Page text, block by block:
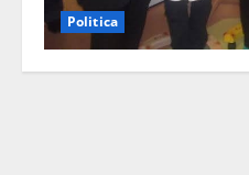
Politica